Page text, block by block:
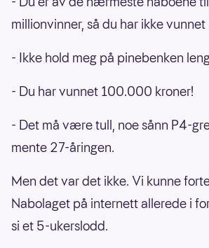
millionvinner, så du har ikke
- Ikke hold meg på pinebenken
- Du har vunnet 100.000 kroner!
- Det må være tull, noe sånn P4-
mente 27-åringen.
Men det var det ikke. Vi kunne
Nabolaget på internett allerede i
si et 5-ukerslodd.